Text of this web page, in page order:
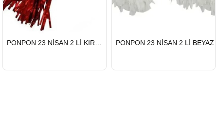
HIZLI
GÖNDERİ
PONPON 23 NİSAN 2 Lİ KIRMIZI
HIZLI
GÖNDERİ
PONPON 23 NİSAN 2 Lİ BEYAZ